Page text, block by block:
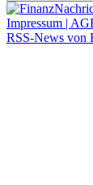
Impressum |
RSS-News von